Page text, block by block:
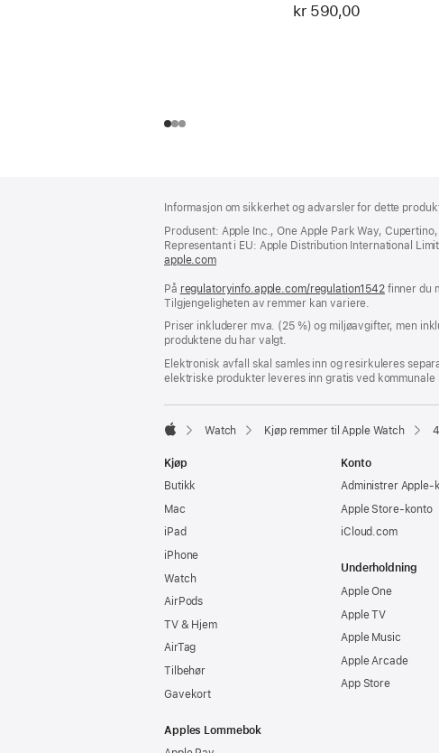
kr 590,00
Informasjon om sikkerhet og advarsler for dette
Produsent: Apple Inc., One Apple Park Way,
Representant i EU: Apple Distribution International
apple.com(åpnes
nytt
vindu)
På regulatoryinfo.apple.com/regulation1542(åpnes
vindu)
finner du
Tilgjengeligheten av remmer kan variere.
Priser inkluderer mva. (25 %) og miljøavgifter, men
produktene du har valgt.
Elektronisk avfall skal samles inn og resirkuleres
elektriske produkter leveres inn gratis ved
Watch Kjøp remmer til Apple Watch
Kjøp
Butikk
Mac
iPad
iPhone
Watch
AirPods
TV & Hjem
AirTag
Tilbehør
Gavekort
Apples Lommebok
Konto
Administrer
Apple Store-konto
iCloud.com
Underholdning
Apple One
Apple TV
Apple Music
Apple Arcade
App Store